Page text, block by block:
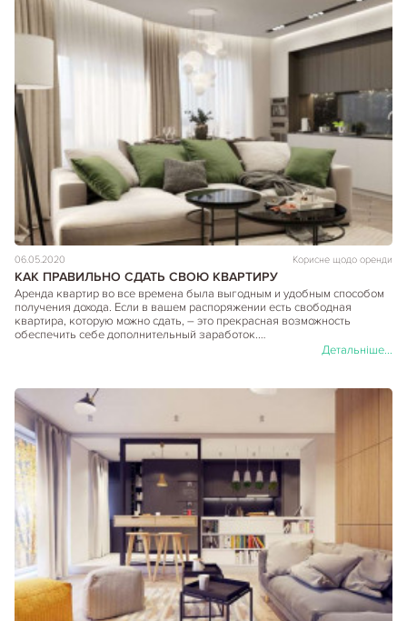
06.05.2020 Корисне щодо оренди
КАК ПРАВИЛЬНО СДАТЬ СВОЮ КВАРТИРУ
Аренда квартир во все времена была выгодным и удобным способом
получения дохода. Если в вашем распоряжении есть свободная
квартира, которую можно сдать, – это прекрасная возможность
обеспечить себе дополнительный заработок.…
Детальніше...